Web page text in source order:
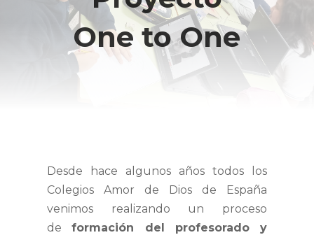
One to One
Desde hace algunos años todos los
Colegios Amor de Dios de España
venimos realizando un proceso
de
formación del profesorado y